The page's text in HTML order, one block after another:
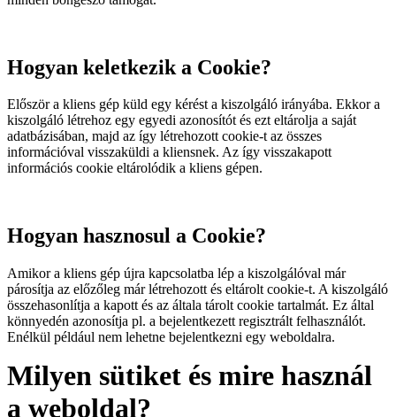
Hogyan keletkezik a Cookie?
Először a kliens gép küld egy kérést a kiszolgáló irányába. Ekkor a
kiszolgáló létrehoz egy egyedi azonosítót és ezt eltárolja a saját
adatbázisában, majd az így létrehozott cookie-t az összes
információval visszaküldi a kliensnek. Az így visszakapott
információs cookie eltárolódik a kliens gépen.
Hogyan hasznosul a Cookie?
Amikor a kliens gép újra kapcsolatba lép a kiszolgálóval már
párosítja az előzőleg már létrehozott és eltárolt cookie-t. A kiszolgáló
összehasonlítja a kapott és az általa tárolt cookie tartalmát. Ez által
könnyedén azonosítja pl. a bejelentkezett regisztrált felhasználót.
Enélkül például nem lehetne bejelentkezni egy weboldalra.
Milyen sütiket és mire használ
a weboldal?